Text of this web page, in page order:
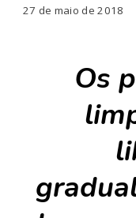
27 de maio de 2018
Os